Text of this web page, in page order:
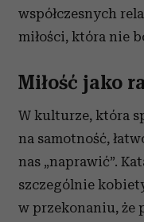
współczesnych
miłości, która nie
Miłość jako
W kulturze, która
na samotność,
nas „naprawić”.
szczególnie
w przekonaniu, że